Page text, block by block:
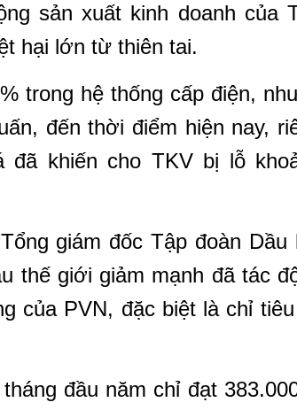
sản xuất kinh doanh của
hại lớn từ thiên tai.
trong hệ thống cấp điện,
đến thời điểm hiện nay,
đã khiến cho TKV bị lỗ
giám đốc Tập đoàn Dầu
thế giới giảm mạnh đã tác
của PVN, đặc biệt là chỉ
đầu năm chỉ đạt